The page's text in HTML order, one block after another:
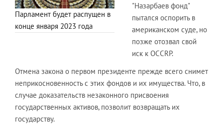
Парламент будет распущен в
конце января 2023 года
"Назарбаев фонд"
пытался оспорить в
американском суде, но
позже отозвал свой
иск к OCCRP.
Отмена закона о первом президенте прежде всего снимет
неприкосновенность с этих фондов и их имущества. Что, в
случае доказательств незаконного присвоения
государственных активов, позволит возвращать их
государству.